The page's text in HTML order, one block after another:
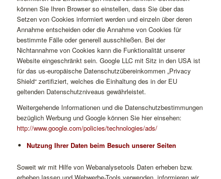
können Sie Ihren Browser so einstellen, dass Sie über das
Setzen von Cookies informiert werden und einzeln über deren
Annahme entscheiden oder die Annahme von Cookies für
bestimmte Fälle oder generell ausschließen. Bei der
Nichtannahme von Cookies kann die Funktionalität unserer
Website eingeschränkt sein. Google LLC mit Sitz in den USA ist
für das us-europäische Datenschutzübereinkommen „Privacy
Shield“ zertifiziert, welches die Einhaltung des in der EU
geltenden Datenschutzniveaus gewährleistet.
Weitergehende Informationen und die Datenschutzbestimmungen
bezüglich Werbung und Google können Sie hier einsehen:
http://www.google.com/policies/technologies/ads/
Nutzung Ihrer Daten beim Besuch unserer Seiten
Soweit wir mit Hilfe von Webanalysetools Daten erheben bzw.